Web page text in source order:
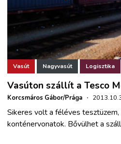
Vasút Nagyvasút Logisztika
Vasúton szállít a Tesco
Korcsmáros Gábor/Prága ·
Sikeres volt a féléves tesztüzem,
konténervonatok. Bővülhet a